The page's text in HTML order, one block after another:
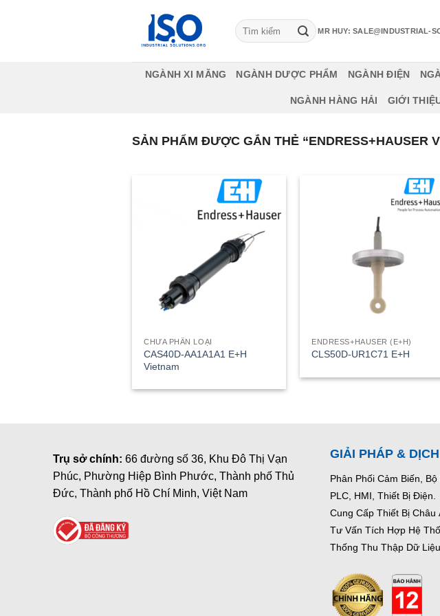
Tìm
kiếm:
MR HUY: SALE@INDUSTRIAL-
NGÀNH XI MĂNG NGÀNH DƯỢC PHẨM NGÀNH ĐIỆN
NGÀNH HÀNG HẢI GIỚI
SẢN PHẨM ĐƯỢC GẮN THẺ “ENDRESS+HAUSER
CHƯA PHÂN LOẠI
CAS40D-AA1A1A1 E+H
Vietnam
ENDRESS+HAUSER (E+H)
CLS50D-UR1C71 E+H
Trụ sở chính: 66 đường số 36, Khu Đô Thị Vạn
Phúc, Phường Hiệp Bình Phước, Thành phố Thủ
Đức, Thành phố Hồ Chí Minh, Việt Nam
GIẢI PHÁP &
Phân Phối Cảm Biến,
PLC, HMI, Thiết Bị Điện.
Cung Cấp Thiết Bị Châu
Tư Vấn Tích Hợp Hệ
Thống Thu Thập Dữ